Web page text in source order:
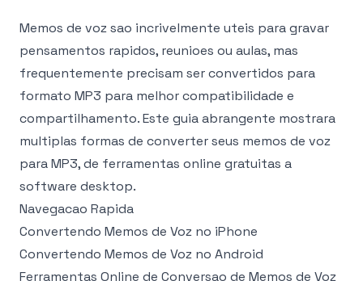
Memos de voz sao incrivelmente uteis para gravar
pensamentos rapidos, reunioes ou aulas, mas
frequentemente precisam ser convertidos para
formato MP3 para melhor compatibilidade e
compartilhamento. Este guia abrangente mostrara
multiplas formas de converter seus memos de voz
para MP3, de ferramentas online gratuitas a
software desktop.
Navegacao Rapida
Convertendo Memos de Voz no iPhone
Convertendo Memos de Voz no Android
Ferramentas Online de Conversao de Memos de Voz